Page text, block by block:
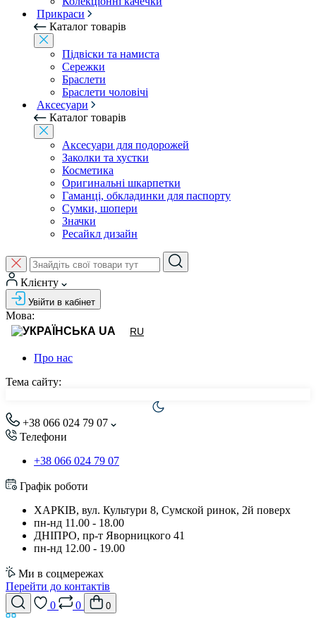
Прикраси
Каталог товарів
Підвіски та намиста
Сережки
Браслети
Браслети чоловічі
Аксесуари
Каталог товарів
Аксесуари для подорожей
Заколки та хустки
Косметика
Оригинальні шкарпетки
Гаманці, обкладинки для паспорту
Сумки, шопери
Значки
Ресайкл дизайн
Клієнту
Увійти в кабінет
Мова:
UA
RU
Про нас
Тема сайту:
+38 066 024 79 07
Телефони
+38 066 024 79 07
Графік роботи
ХАРКІВ, вул. Культури 8, Сумской ринок, 2й поверх
пн-нд 11.00 - 18.00
ДНІПРО, пр-т Яворницкого 41
пн-нд 12.00 - 19.00
Ми в соцмережах
Перейти до контактів
0
0 0